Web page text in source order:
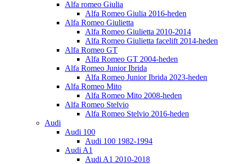
Alfa romeo Giulia
Alfa Romeo Giulia 2016-heden
Alfa Romeo Giulietta
Alfa Romeo Giulietta 2010-2014
Alfa Romeo Giulietta facelift 2014-heden
Alfa Romeo GT
Alfa Romeo GT 2004-heden
Alfa Romeo Junior Ibrida
Alfa Romeo Junior Ibrida 2023-heden
Alfa Romeo Mito
Alfa Romeo Mito 2008-heden
Alfa Romeo Stelvio
Alfa Romeo Stelvio 2016-heden
Audi
Audi 100
Audi 100 1982-1994
Audi A1
Audi A1 2010-2018